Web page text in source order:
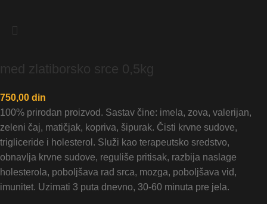
med zlatiborsko srce 0,5kg
750,00 din
100% prirodan proizvod. Sastav čine: imela, zova, valerijan,
zeleni čaj, matičjak, kopriva, šipurak. Čisti krvne sudove,
trigliceride i holesterol. Služi kao terapeutsko sredstvo,
obnavlja krvne sudove, reguliše pritisak, razbija naslage
holesterola, poboljšava rad srca, mozga, poboljšava vid,
imunitet. Uzimati 3 puta dnevno, 30-60 minuta pre jela.